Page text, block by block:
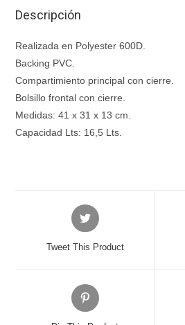
Descripción
Realizada en Polyester 600D.
Backing PVC.
Compartimiento principal con cierre.
Bolsillo frontal con cierre.
Medidas: 41 x 31 x 13 cm.
Capacidad Lts: 16,5 Lts.
Opens
in
new
Tweet This Product
Opens
in